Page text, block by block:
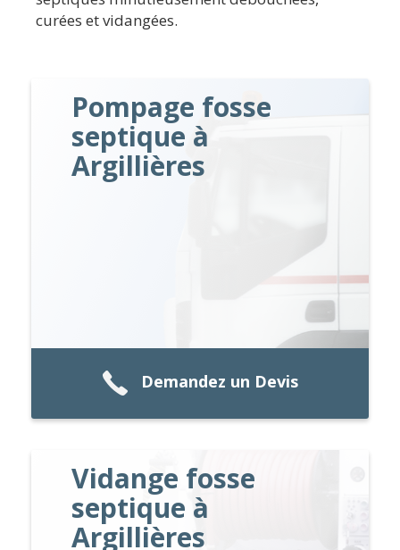
curées et vidangées.
Pompage fosse
septique à
Argillières
Demandez un Devis
Vidange fosse
septique à
Argillières